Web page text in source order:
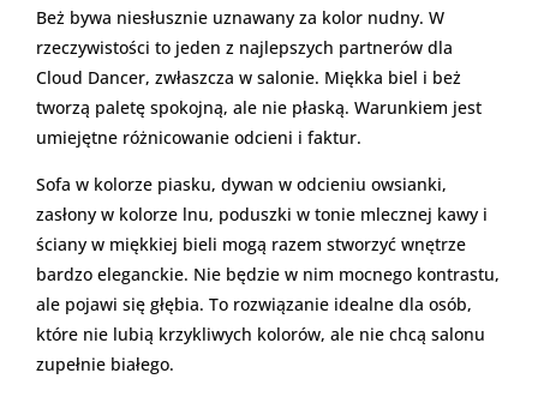
Beż bywa niesłusznie uznawany za kolor nudny. W
rzeczywistości to jeden z najlepszych partnerów dla
Cloud Dancer, zwłaszcza w salonie. Miękka biel i beż
tworzą paletę spokojną, ale nie płaską. Warunkiem jest
umiejętne różnicowanie odcieni i faktur.
Sofa w kolorze piasku, dywan w odcieniu owsianki,
zasłony w kolorze lnu, poduszki w tonie mlecznej kawy i
ściany w miękkiej bieli mogą razem stworzyć wnętrze
bardzo eleganckie. Nie będzie w nim mocnego kontrastu,
ale pojawi się głębia. To rozwiązanie idealne dla osób,
które nie lubią krzykliwych kolorów, ale nie chcą salonu
zupełnie białego.